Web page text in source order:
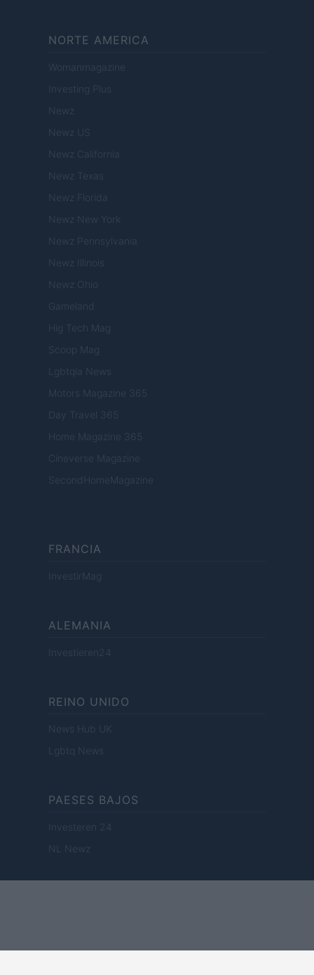
NORTE AMERICA
Womanmagazine
Investing Plus
Newz
Newz US
Newz California
Newz Texas
Newz Florida
Newz New York
Newz Pennsylvania
Newz Illinois
Newz Ohio
Gameland
Hig Tech Mag
Scoop Mag
Lgbtqia News
Motors Magazine 365
Day Travel 365
Home Magazine 365
Cineverse Magazine
SecondHomeMagazine
FRANCIA
InvestirMag
ALEMANIA
Investieren24
REINO UNIDO
News Hub UK
Lgbtq News
PAESES BAJOS
Investeren 24
NL Newz